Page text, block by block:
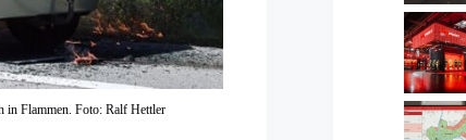
in Flammen. Foto: Ralf Hettler